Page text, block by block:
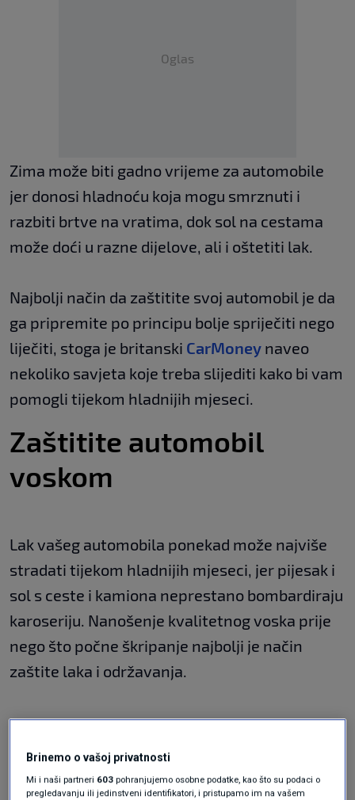
Oglas
Zima može biti gadno vrijeme za automobile
jer donosi hladnoću koja mogu smrznuti i
razbiti brtve na vratima, dok sol na cestama
može doći u razne dijelove, ali i oštetiti lak.
Najbolji način da zaštitite svoj automobil je da
ga pripremite po principu bolje spriječiti nego
liječiti, stoga je britanski CarMoney naveo
nekoliko savjeta koje treba slijediti kako bi vam
pomogli tijekom hladnijih mjeseci.
Zaštitite automobil
voskom
Lak vašeg automobila ponekad može najviše
stradati tijekom hladnijih mjeseci, jer pijesak i
sol s ceste i kamiona neprestano bombardiraju
karoseriju. Nanošenje kvalitetnog voska prije
nego što počne škripanje najbolji je način
zaštite laka i održavanja.
Brinemo o vašoj privatnosti
Mi i naši partneri 603 pohranjujemo osobne podatke, kao što su podaci o
pregledavanju ili jedinstveni identifikatori, i pristupamo im na vašem